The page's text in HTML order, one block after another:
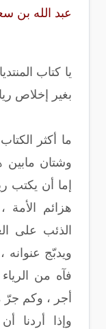
عبد الله بن
يا كتاب
بغير إخلاص
ما أكثر
وشتان مابين
إما أن يكتب
هزائم
الذئب على
ويدبّج
فآه من
أجر ، وكم
وإذا أردنا